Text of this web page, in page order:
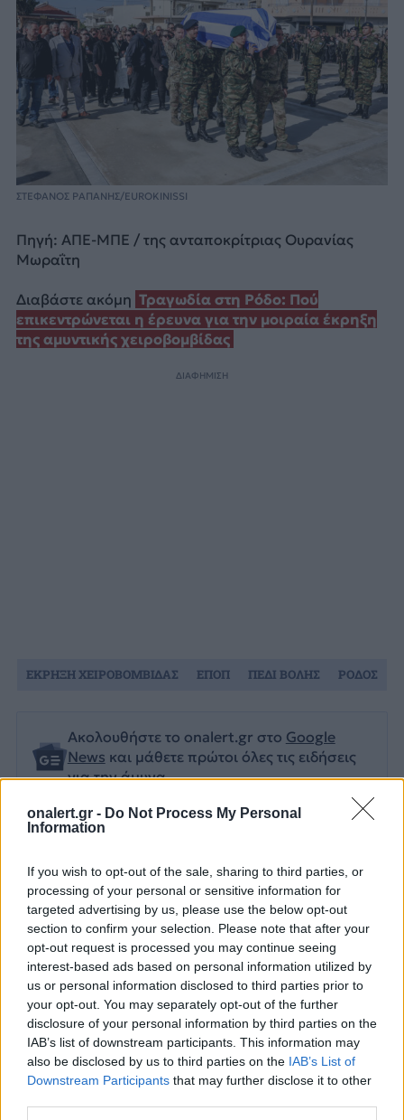
onalert.gr - Do Not Process My Personal
Information
If you wish to opt-out of the sale, sharing to third parties, or
processing of your personal or sensitive information for
targeted advertising by us, please use the below opt-out
section to confirm your selection. Please note that after your
opt-out request is processed you may continue seeing
interest-based ads based on personal information utilized by
us or personal information disclosed to third parties prior to
your opt-out. You may separately opt-out of the further
disclosure of your personal information by third parties on the
IAB’s list of downstream participants. This information may
also be disclosed by us to third parties on the IAB’s List of
Downstream Participants that may further disclose it to other
Διάβασε επίσης
DF-17: Σε επιχειρησιακή
ετοιμότητα οι
υπερηχητικοί «φονιάδες
Νέες
παραβάσεις
στο Αιγαίο με
ΣΤΕΦΑΝΟΣ ΡΑΠΑΝΗΣ/EUROKINISSI
Πηγή: ΑΠΕ-ΜΠΕ / της ανταποκρίτριας Ουρανίας
Μωραΐτη
Διαβάστε ακόμη Τραγωδία στη Ρόδο: Πού
επικεντρώνεται η έρευνα για την μοιραία έκρηξη
της αμυντικής χειροβομβίδας
ΔΙΑΦΗΜΙΣΗ
Ακολουθήστε το onalert.gr στο Google
News και μάθετε πρώτοι όλες τις ειδήσεις
για την άμυνα.
ΕΚΡΗΞΗ ΧΕΙΡΟΒΟΜΒΙΔΑΣ ΕΠΟΠ ΠΕΔΙ ΒΟΛΗΣ ΡΟΔΟΣ